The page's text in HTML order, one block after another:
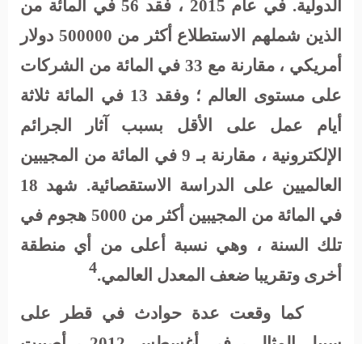
الدولية. في عام 2015 ، فقد 56 في المائة من
الذين شملهم الاستطلاع أكثر من 500000 دولار
أمريكي ، مقارنة مع 33 في المائة من الشركات
على مستوى العالم ؛ وفقد 13 في المائة ثلاثة
أيام عمل على الأقل بسبب آثار الجرائم
الإلكترونية ، مقارنة بـ 9 في المائة من المجيبين
العالميين على الدراسة الاستقصائية. شهد 18
في المائة من المجيبين أكثر من 5000 هجوم في
تلك السنة ، وهي نسبة أعلى من أي منطقة
أخرى وتقريبا ضعف المعدل العالمي.4
كما وقعت عدة حوادث في قطر على